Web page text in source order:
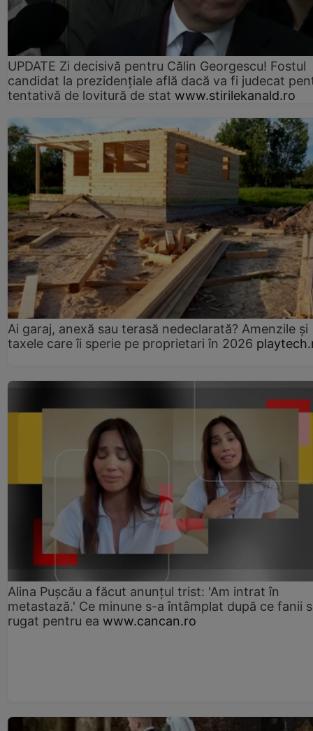
UPDATE Zi decisivă pentru Călin Georgescu! Fostul
candidat la prezidențiale află dacă va fi judecat
tentativă de lovitură de stat www.stirilekanald.ro
Ai garaj, anexă sau terasă nedeclarată? Amenzile și
taxele care îi sperie pe proprietari în 2026
Alina Pușcău a făcut anunțul trist: 'Am intrat în
metastază.' Ce minune s-a întâmplat după ce fanii
rugat pentru ea www.cancan.ro